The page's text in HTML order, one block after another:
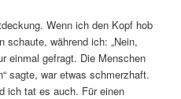
Wenn ich den Kopf hob
schaute, während ich: „Nein,
einmal gefragt. Die Menschen
sagte, war etwas schmerzhaft.
ich tat es auch. Für einen